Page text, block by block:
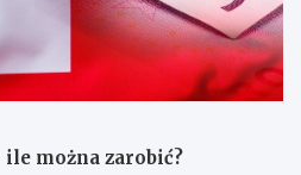
można zarobić?